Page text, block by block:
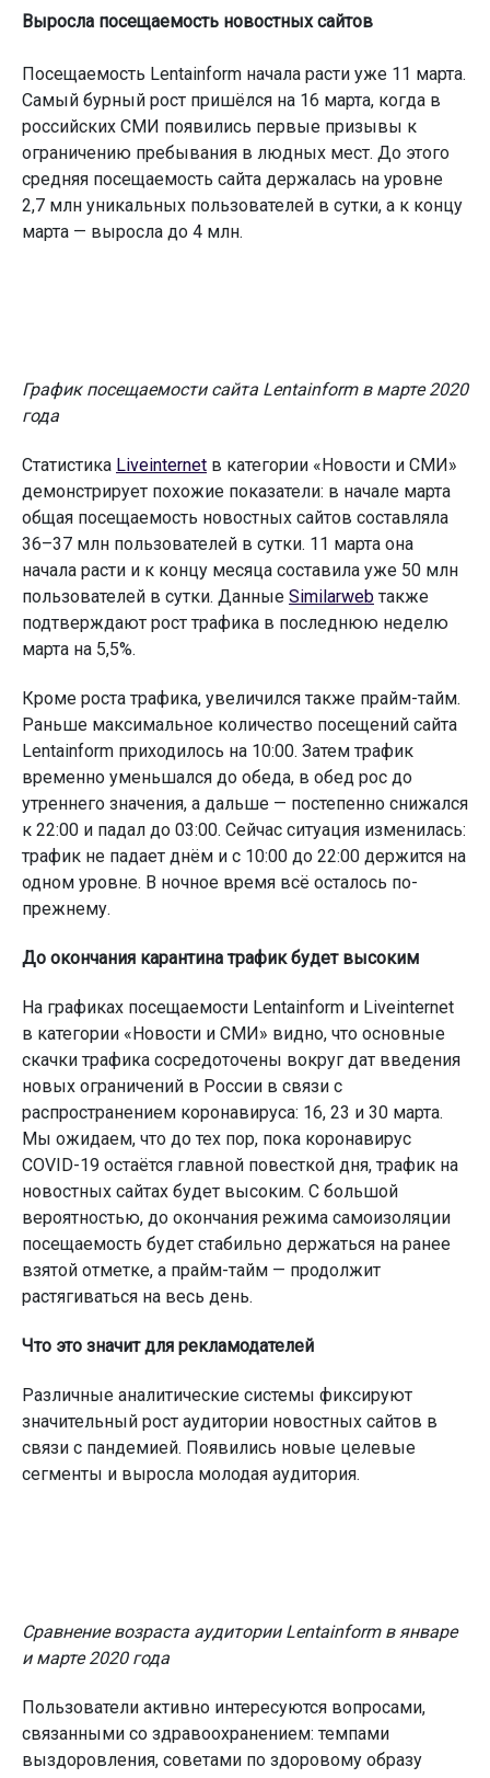
Выросла посещаемость новостных сайтов
Посещаемость Lentainform начала расти уже 11 марта.
Самый бурный рост пришёлся на 16 марта, когда в
российских СМИ появились первые призывы к
ограничению пребывания в людных мест. До этого
средняя посещаемость сайта держалась на уровне
2,7 млн уникальных пользователей в сутки, а к концу
марта — выросла до 4 млн.
График посещаемости сайта Lentainform в марте 2020
года
Статистика Liveinternet в категории «Новости и СМИ»
демонстрирует похожие показатели: в начале марта
общая посещаемость новостных сайтов составляла
36–37 млн пользователей в сутки. 11 марта она
начала расти и к концу месяца составила уже 50 млн
пользователей в сутки. Данные Similarweb также
подтверждают рост трафика в последнюю неделю
марта на 5,5%.
Кроме роста трафика, увеличился также прайм-тайм.
Раньше максимальное количество посещений сайта
Lentainform приходилось на 10:00. Затем трафик
временно уменьшался до обеда, в обед рос до
утреннего значения, а дальше — постепенно снижался
к 22:00 и падал до 03:00. Сейчас ситуация изменилась:
трафик не падает днём и с 10:00 до 22:00 держится на
одном уровне. В ночное время всё осталось по-
прежнему.
До окончания карантина трафик будет высоким
На графиках посещаемости Lentainform и Liveinternet
в категории «Новости и СМИ» видно, что основные
скачки трафика сосредоточены вокруг дат введения
новых ограничений в России в связи с
распространением коронавируса: 16, 23 и 30 марта.
Мы ожидаем, что до тех пор, пока коронавирус
COVID-19 остаётся главной повесткой дня, трафик на
новостных сайтах будет высоким. С большой
вероятностью, до окончания режима самоизоляции
посещаемость будет стабильно держаться на ранее
взятой отметке, а прайм-тайм — продолжит
растягиваться на весь день.
Что это значит для рекламодателей
Различные аналитические системы фиксируют
значительный рост аудитории новостных сайтов в
связи с пандемией. Появились новые целевые
сегменты и выросла молодая аудитория.
Сравнение возраста аудитории Lentainform в январе
и марте 2020 года
Пользователи активно интересуются вопросами,
связанными со здравоохранением: темпами
выздоровления, советами по здоровому образу